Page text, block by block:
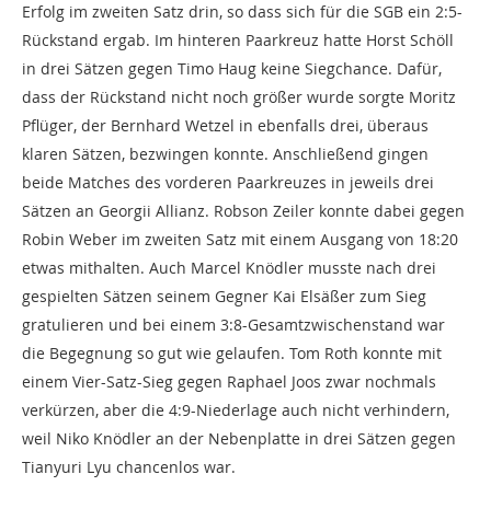
Erfolg im zweiten Satz drin, so dass sich für die SGB ein 2:5-
Rückstand ergab. Im hinteren Paarkreuz hatte Horst Schöll
in drei Sätzen gegen Timo Haug keine Siegchance. Dafür,
dass der Rückstand nicht noch größer wurde sorgte Moritz
Pflüger, der Bernhard Wetzel in ebenfalls drei, überaus
klaren Sätzen, bezwingen konnte. Anschließend gingen
beide Matches des vorderen Paarkreuzes in jeweils drei
Sätzen an Georgii Allianz. Robson Zeiler konnte dabei gegen
Robin Weber im zweiten Satz mit einem Ausgang von 18:20
etwas mithalten. Auch Marcel Knödler musste nach drei
gespielten Sätzen seinem Gegner Kai Elsäßer zum Sieg
gratulieren und bei einem 3:8-Gesamtzwischenstand war
die Begegnung so gut wie gelaufen. Tom Roth konnte mit
einem Vier-Satz-Sieg gegen Raphael Joos zwar nochmals
verkürzen, aber die 4:9-Niederlage auch nicht verhindern,
weil Niko Knödler an der Nebenplatte in drei Sätzen gegen
Tianyuri Lyu chancenlos war.